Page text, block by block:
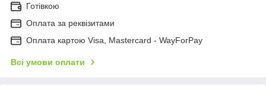
Готівкою
Оплата за реквізитами
Оплата картою Visa, Mastercard - WayForPay
Всі умови оплати